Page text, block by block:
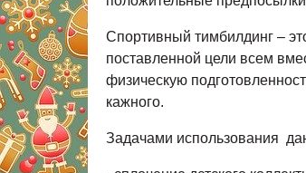
Спортивный тимбилдинг –
поставленной цели всем
физическую
кажного.
Задачами использования